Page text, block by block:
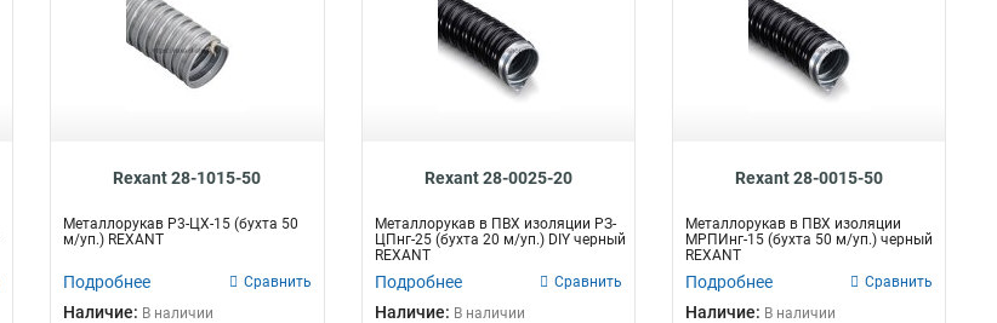
Rexant 28-1015-50
Металлорукав Р3-ЦХ-15 (бухта 50
м/уп.) REXANT
Подробнее Сравнить
Наличие: В наличии
Rexant 28-0025-20
Металлорукав в ПВХ изоляции РЗ-
ЦПнг-25 (бухта 20 м/уп.) DIY черный
REXANT
Подробнее Сравнить
Наличие: В наличии
Rexant 28-0015-50
Металлорукав в ПВХ изоляции
МРПИнг-15 (бухта 50 м/уп.) черный
REXANT
Подробнее Сравнить
Наличие: В наличии